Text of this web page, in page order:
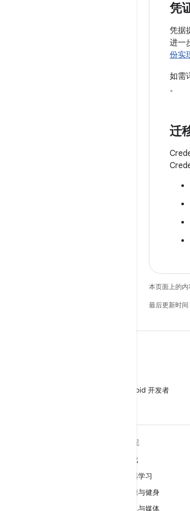
凭
凭据
进一
份实
如需
。
迁
本页面上的
最后更新时
在微信中关注 Android 开发者
发现
游戏
机器学习
健康与健身
相机与媒体